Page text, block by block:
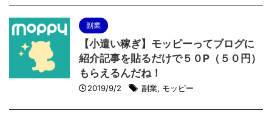
副業
【小遣い稼ぎ】モッピーってブログに
紹介記事を貼るだけで５０P（５０円）
もらえるんだね！
2019/9/2 副業, モッピー